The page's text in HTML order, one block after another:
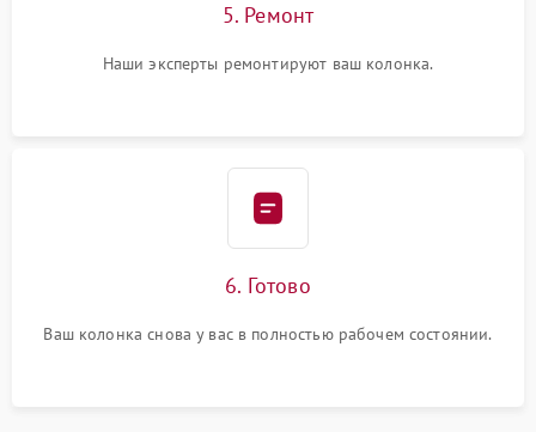
5. Ремонт
Наши эксперты ремонтируют ваш колонка.
6. Готово
Ваш колонка снова у вас в полностью рабочем состоянии.